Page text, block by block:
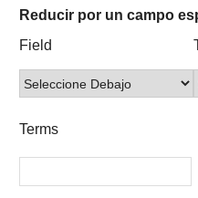
of
rows
in
por
un
campo
Reducir por un campo
Campo
búsqueda
Tipo
búsqueda
Términos
búsqueda
Ensamblador
Búsqueda
Field
Terms